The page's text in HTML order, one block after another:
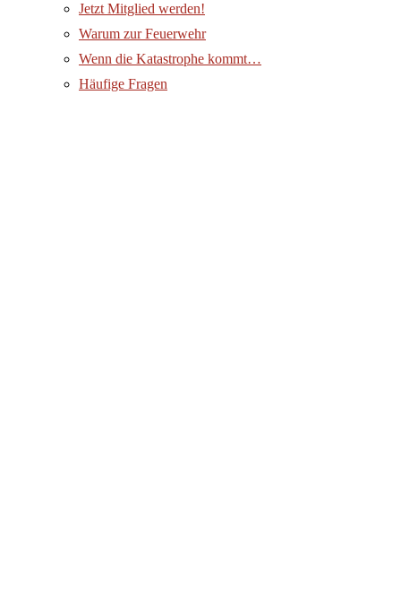
Jetzt Mitglied werden!
Warum zur Feuerwehr
Wenn die Katastrophe kommt…
Häufige Fragen